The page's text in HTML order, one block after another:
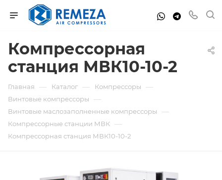
Компрессорная
станция МВК10-10-2
Главная — Каталог — Компрессоры —
Винтовые компрессоры —
Винтовые маслозаполненные компрессоры —
Компрессорные станции МВК —
Компрессорная станция МВК10-10-2